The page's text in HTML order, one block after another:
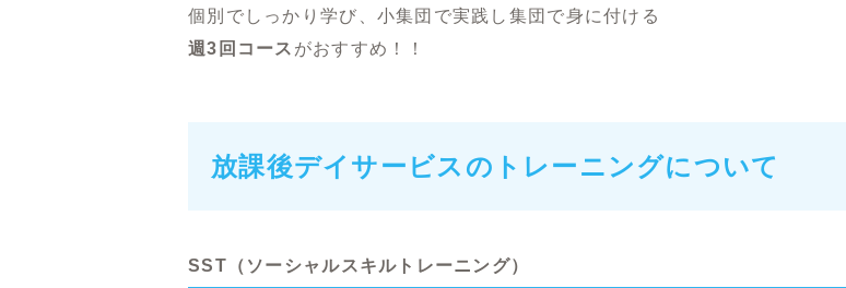
個別でしっかり学び、小集団で実践し集団で身に付ける
週3回コース がおすすめ！！
放課後デイサービスのトレーニングについて
SST（ソーシャルスキルトレーニング）